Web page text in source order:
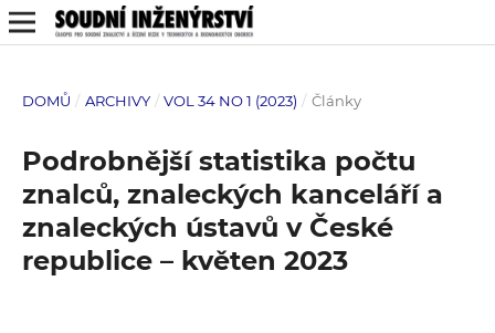
DOMŮ / ARCHIVY / VOL 34 NO 1 (2023) / Články
Podrobnější statistika počtu
znalců, znaleckých kanceláří a
znaleckých ústavů v České
republice – květen 2023